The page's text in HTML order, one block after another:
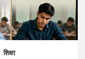
शिक्षा